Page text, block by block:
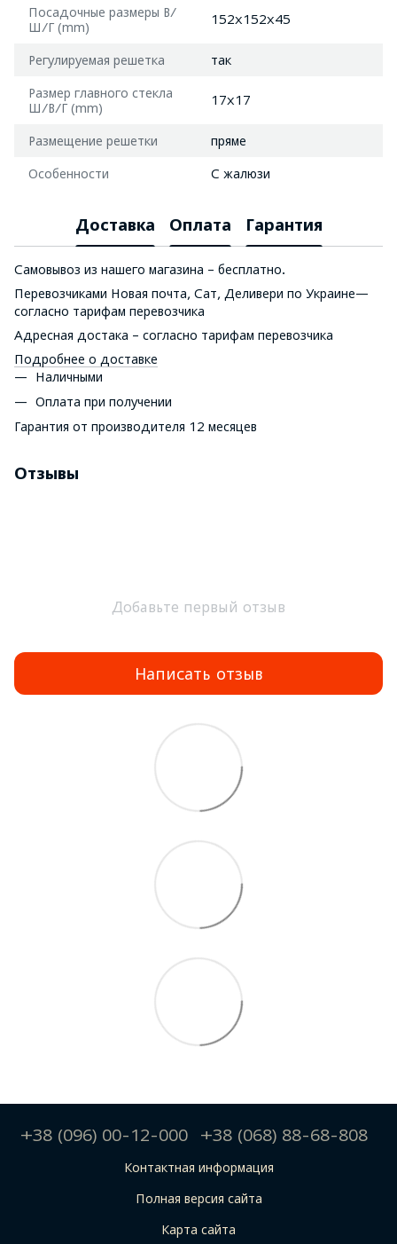
Посадочные размеры В/
Ш/Г (mm)
152x152x45
Регулируемая решетка так
Размер главного стекла
Ш/В/Г (mm)
17x17
Размещение решетки пряме
Особенности С жалюзи
Доставка Оплата Гарантия
Самовывоз из нашего магазина – бесплатно.
Перевозчиками Новая почта, Сат, Деливери по Украине—
согласно тарифам перевозчика
Адресная достака – согласно тарифам перевозчика
Подробнее о доставке
Наличными
Оплата при получении
Гарантия от производителя 12 месяцев
Отзывы
Добавьте первый отзыв
Написать отзыв
+38 (096) 00-12-000 +38 (068) 88-68-808
Контактная информация
Полная версия сайта
Карта сайта